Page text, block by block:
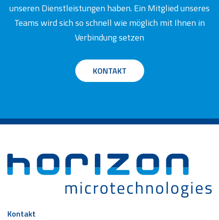
unseren Dienstleistungen haben. Ein Mitglied unseres
Teams wird sich so schnell wie möglich mit Ihnen in
Verbindung setzen
KONTAKT
Kontakt